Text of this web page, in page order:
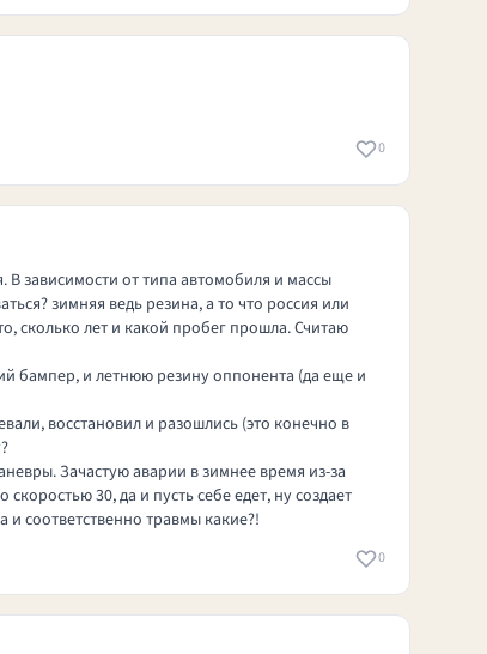
0
зависимости от типа автомобиля и массы
зимняя ведь резина, а то что россия или
сколько лет и какой пробег прошла. Считаю
бампер, и летнюю резину оппонента (да еще и
восстановил и разошлись (это конечно в
Зачастую аварии в зимнее время из-за
30, да и пусть себе едет, ну создает
соответственно травмы какие?!
0